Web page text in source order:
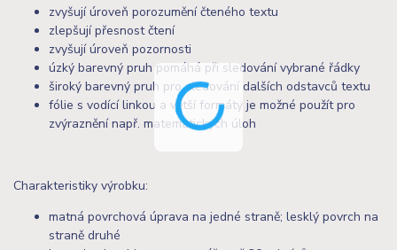
zvyšují úroveň porozumění čteného textu
zlepšují přesnost čtení
zvyšují úroveň pozornosti
úzký barevný pruh pomáhá při sledování vybrané řádky
široký barevný pruh pro sledování dalších odstavců textu
fólie s vodící linkou a větší formáty je možné použít pro
zvýraznění např. matematických úloh
Charakteristiky výrobku:
matná povrchová úprava na jedné straně; lesklý povrch na
straně druhé